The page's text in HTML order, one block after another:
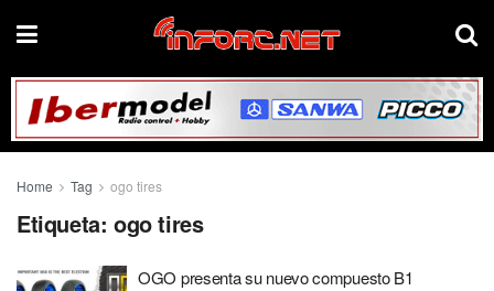
Home Tag ogo tires
Etiqueta: ogo tires
OGO presenta su nuevo compuesto B1